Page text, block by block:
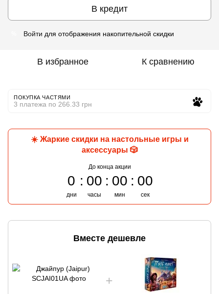
В кредит
Войти для отображения накопительной скидки
В избранное К сравнению
ПОКУПКА ЧАСТЯМИ
3 платежа по 266.33 грн
☀️ Жаркие скидки на настольные игры и
аксессуары 🎲
До конца акции
0
дни
00
часы
00
мин
00
сек
Вместе дешевле